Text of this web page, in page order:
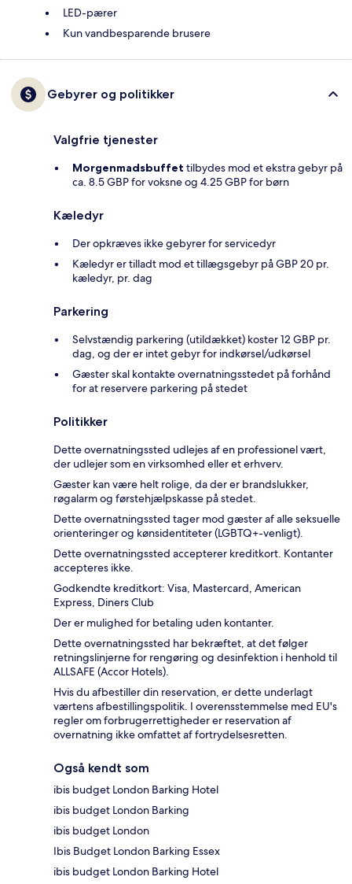
LED-pærer
Kun vandbesparende brusere
Gebyrer og politikker
Valgfrie tjenester
Morgenmadsbuffet tilbydes mod et ekstra gebyr på
ca. 8.5 GBP for voksne og 4.25 GBP for børn
Kæledyr
Der opkræves ikke gebyrer for servicedyr
Kæledyr er tilladt mod et tillægsgebyr på GBP 20 pr.
kæledyr, pr. dag
Parkering
Selvstændig parkering (utildækket) koster 12 GBP pr.
dag, og der er intet gebyr for indkørsel/udkørsel
Gæster skal kontakte overnatningsstedet på forhånd
for at reservere parkering på stedet
Politikker
Dette overnatningssted udlejes af en professionel vært,
der udlejer som en virksomhed eller et erhverv.
Gæster kan være helt rolige, da der er brandslukker,
røgalarm og førstehjælpskasse på stedet.
Dette overnatningssted tager mod gæster af alle seksuelle
orienteringer og kønsidentiteter (LGBTQ+-venligt).
Dette overnatningssted accepterer kreditkort. Kontanter
accepteres ikke.
Godkendte kreditkort: Visa, Mastercard, American
Express, Diners Club
Der er mulighed for betaling uden kontanter.
Dette overnatningssted har bekræftet, at det følger
retningslinjerne for rengøring og desinfektion i henhold til
ALLSAFE (Accor Hotels).
Hvis du afbestiller din reservation, er dette underlagt
værtens afbestillingspolitik. I overensstemmelse med EU's
regler om forbrugerrettigheder er reservation af
overnatning ikke omfattet af fortrydelsesretten.
Også kendt som
ibis budget London Barking Hotel
ibis budget London Barking
ibis budget London
Ibis Budget London Barking Essex
ibis budget London Barking Hotel